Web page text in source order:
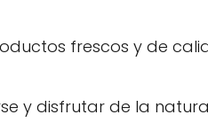
frescos y de
y disfrutar de la